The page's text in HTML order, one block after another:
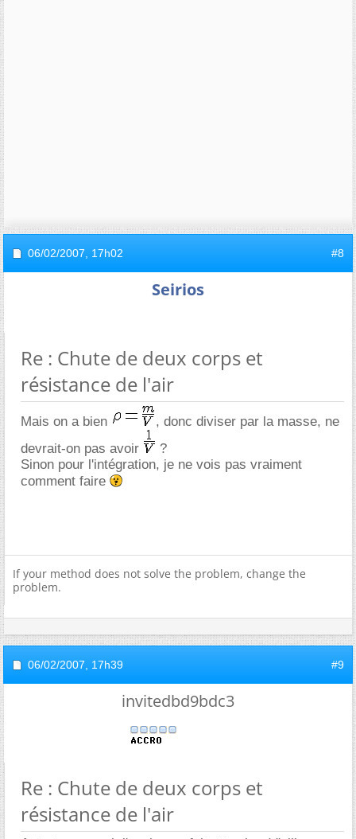
06/02/2007, 17h02 #8
Seirios
Re : Chute de deux corps et
résistance de l'air
Mais on a bien
, donc diviser par la masse, ne
devrait-on pas avoir
?
Sinon pour l'intégration, je ne vois pas vraiment
comment faire
If your method does not solve the problem, change the
problem.
06/02/2007, 17h39 #9
invitedbd9bdc3
Re : Chute de deux corps et
résistance de l'air